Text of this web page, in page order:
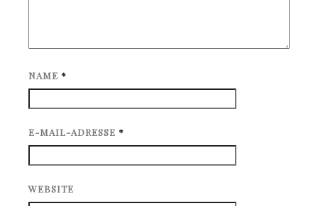
NAME *
E-MAIL-ADRESSE *
WEBSITE